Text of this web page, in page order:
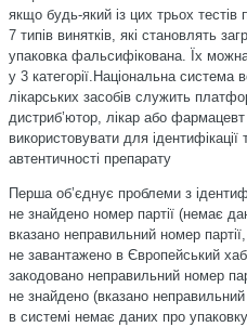
якщо будь-який із цих трьох тестів
7 типів винятків, які становлять
упаковка фальсифікована. Їх
у 3 категорії.Національна система
лікарських засобів служить
дистриб’ютор, лікар або
використовувати для ідентифікації
автентичності препарату
Перша об’єднує проблеми з
не знайдено номер партії (немає
вказано неправильний номер
не завантажено в Європейський
закодовано неправильний номер
не знайдено (вказано
в системі немає даних про